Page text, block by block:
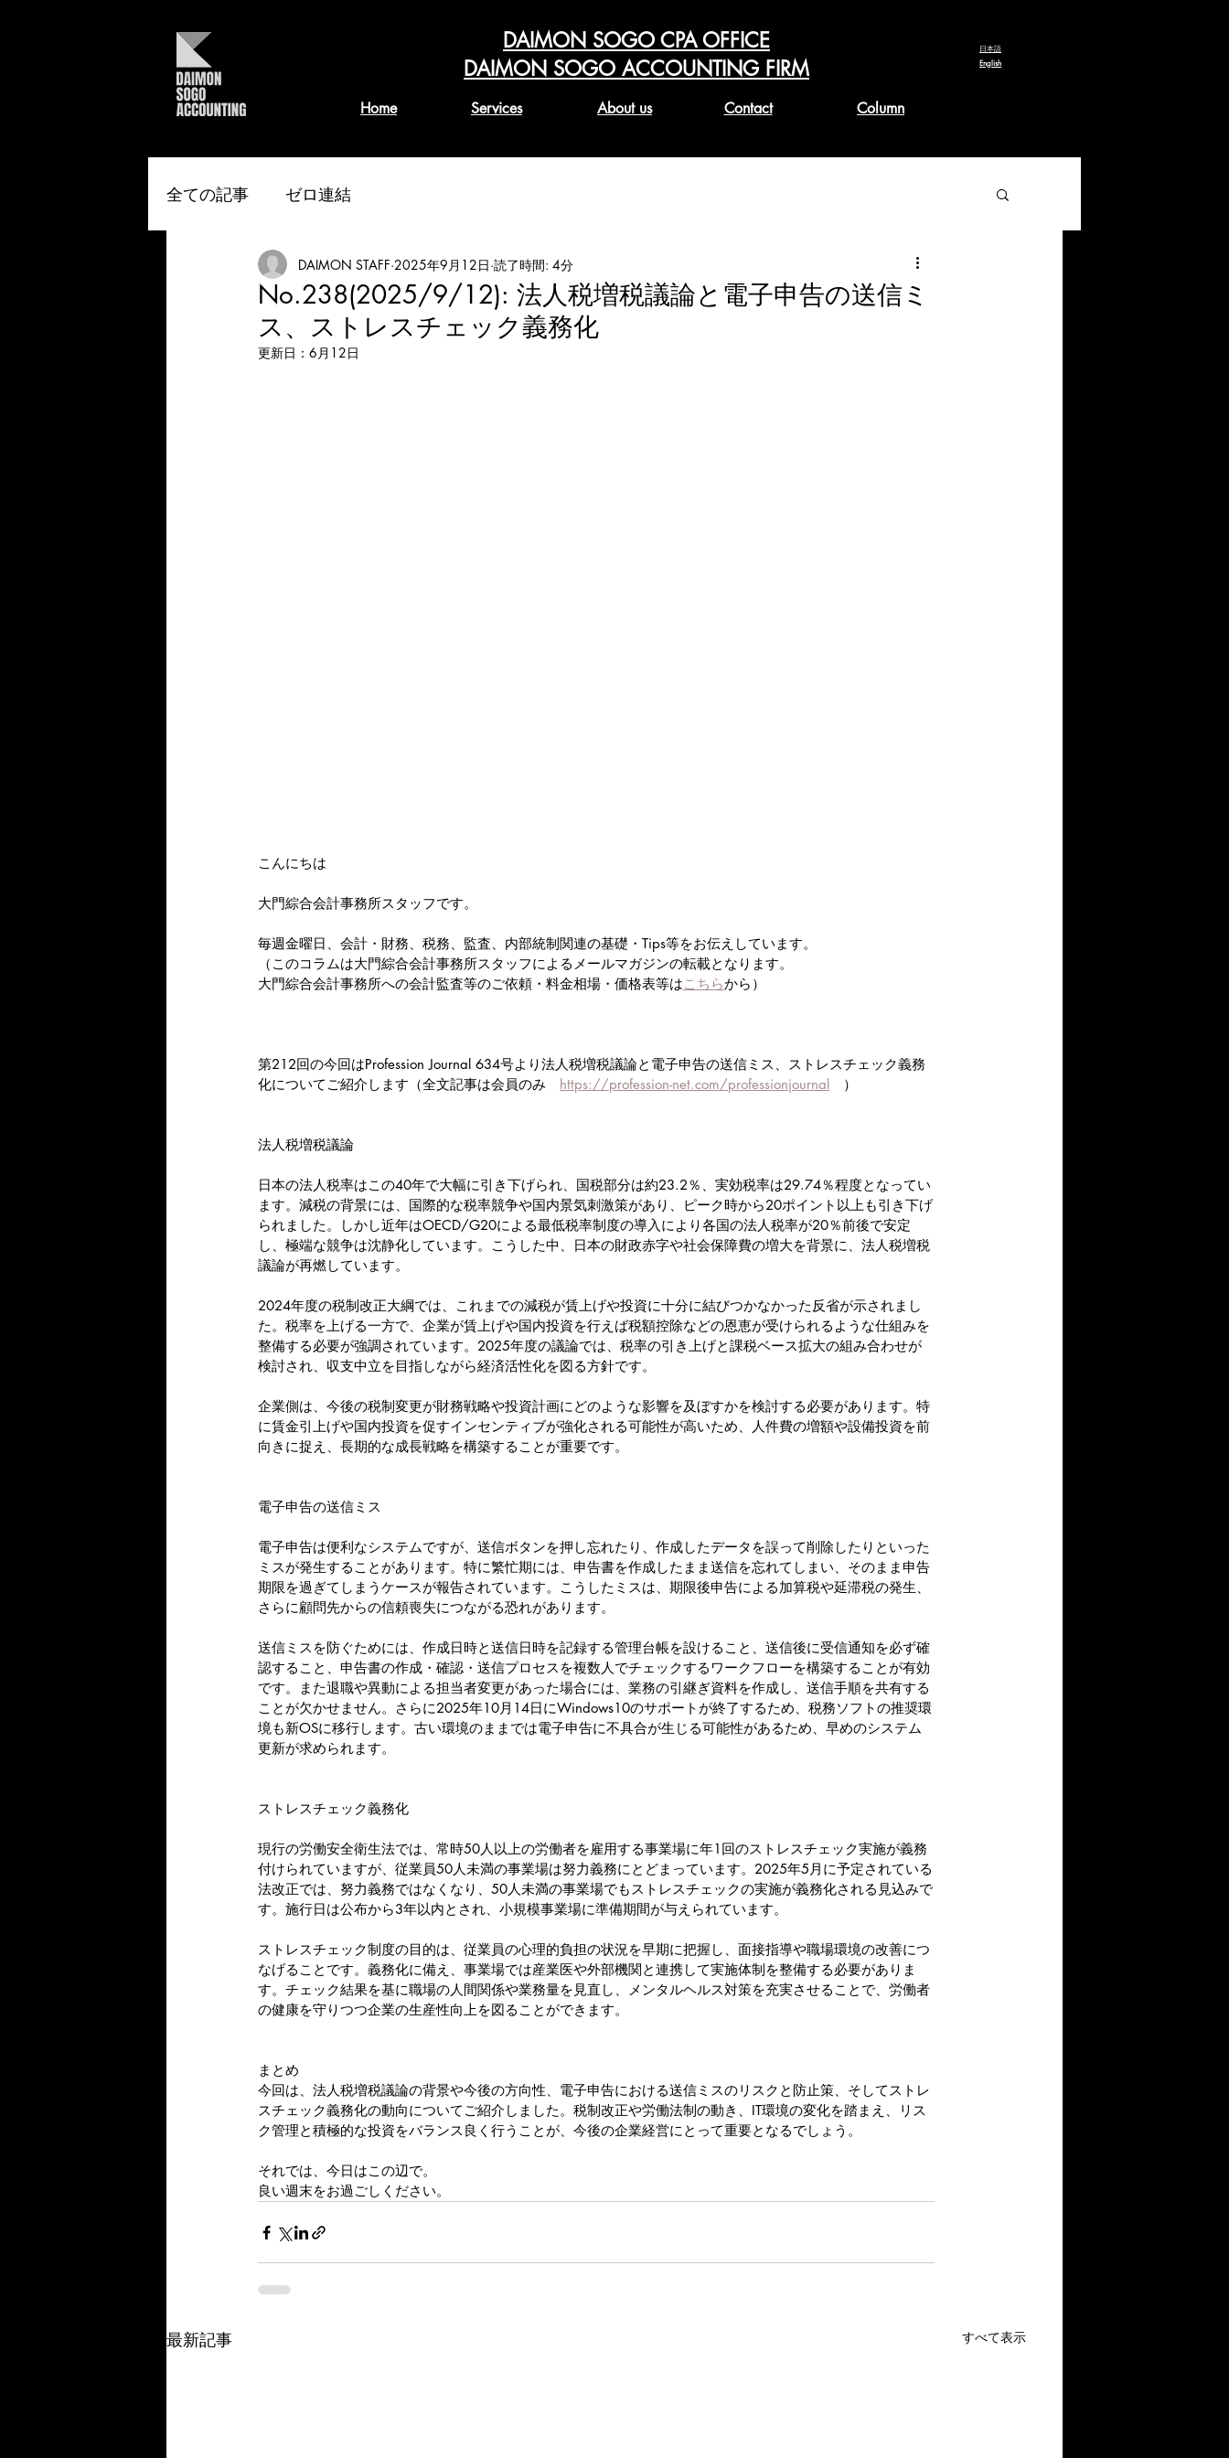
DAIMON SOGO CPA OFFICE
DAIMON SOGO ACCOUNTING FIRM
Home Services About us Contact Column
​日本語
English
全ての記事 ゼロ連結
No.238(2025/9/12): 法人税増税議論と電子申告の送信ミ
ス、ストレスチェック義務化
DAIMON STAFF 2025年9月12日 読了時間: 4分
更新日： 6月12日
こんにちは
大門綜合会計事務所スタッフです。
毎週金曜日、会計・財務、税務、監査、内部統制関連の基礎・Tips等をお伝えしています。
（このコラムは大門綜合会計事務所スタッフによるメールマガジンの転載となります。
大門綜合会計事務所への会計監査等のご依頼・料金相場・価格表等はこちらから）
第212回の今回はProfession Journal 634号より法人税増税議論と電子申告の送信ミス、ストレスチェック義務
化についてご紹介します（全文記事は会員のみ
https://profession-net.com/professionjournal ）
法人税増税議論
日本の法人税率はこの40年で大幅に引き下げられ、国税部分は約23.2％、実効税率は29.74％程度となってい
ます。減税の背景には、国際的な税率競争や国内景気刺激策があり、ピーク時から20ポイント以上も引き下げ
られました。しかし近年はOECD/G20による最低税率制度の導入により各国の法人税率が20％前後で安定
し、極端な競争は沈静化しています。こうした中、日本の財政赤字や社会保障費の増大を背景に、法人税増税
議論が再燃しています。
2024年度の税制改正大綱では、これまでの減税が賃上げや投資に十分に結びつかなかった反省が示されまし
た。税率を上げる一方で、企業が賃上げや国内投資を行えば税額控除などの恩恵が受けられるような仕組みを
整備する必要が強調されています。2025年度の議論では、税率の引き上げと課税ベース拡大の組み合わせが
検討され、収支中立を目指しながら経済活性化を図る方針です。
企業側は、今後の税制変更が財務戦略や投資計画にどのような影響を及ぼすかを検討する必要があります。特
に賃金引上げや国内投資を促すインセンティブが強化される可能性が高いため、人件費の増額や設備投資を前
向きに捉え、長期的な成長戦略を構築することが重要です。
電子申告の送信ミス
電子申告は便利なシステムですが、送信ボタンを押し忘れたり、作成したデータを誤って削除したりといった
ミスが発生することがあります。特に繁忙期には、申告書を作成したまま送信を忘れてしまい、そのまま申告
期限を過ぎてしまうケースが報告されています。こうしたミスは、期限後申告による加算税や延滞税の発生、
さらに顧問先からの信頼喪失につながる恐れがあります。
送信ミスを防ぐためには、作成日時と送信日時を記録する管理台帳を設けること、送信後に受信通知を必ず確
認すること、申告書の作成・確認・送信プロセスを複数人でチェックするワークフローを構築することが有効
です。また退職や異動による担当者変更があった場合には、業務の引継ぎ資料を作成し、送信手順を共有する
ことが欠かせません。さらに2025年10月14日にWindows10のサポートが終了するため、税務ソフトの推奨環
境も新OSに移行します。古い環境のままでは電子申告に不具合が生じる可能性があるため、早めのシステム
更新が求められます。
ストレスチェック義務化
現行の労働安全衛生法では、常時50人以上の労働者を雇用する事業場に年1回のストレスチェック実施が義務
付けられていますが、従業員50人未満の事業場は努力義務にとどまっています。2025年5月に予定されている
法改正では、努力義務ではなくなり、50人未満の事業場でもストレスチェックの実施が義務化される見込みで
す。施行日は公布から3年以内とされ、小規模事業場に準備期間が与えられています。
ストレスチェック制度の目的は、従業員の心理的負担の状況を早期に把握し、面接指導や職場環境の改善につ
なげることです。義務化に備え、事業場では産業医や外部機関と連携して実施体制を整備する必要がありま
す。チェック結果を基に職場の人間関係や業務量を見直し、メンタルヘルス対策を充実させることで、労働者
の健康を守りつつ企業の生産性向上を図ることができます。
まとめ
今回は、法人税増税議論の背景や今後の方向性、電子申告における送信ミスのリスクと防止策、そしてストレ
スチェック義務化の動向についてご紹介しました。税制改正や労働法制の動き、IT環境の変化を踏まえ、リス
ク管理と積極的な投資をバランス良く行うことが、今後の企業経営にとって重要となるでしょう。
それでは、今日はこの辺で。
良い週末をお過ごしください。
最新記事 すべて表示